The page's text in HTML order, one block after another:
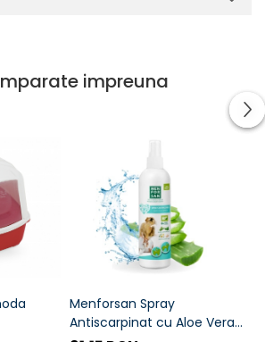
impreuna
Menforsan Spray
Antiscarpinat cu Aloe Vera